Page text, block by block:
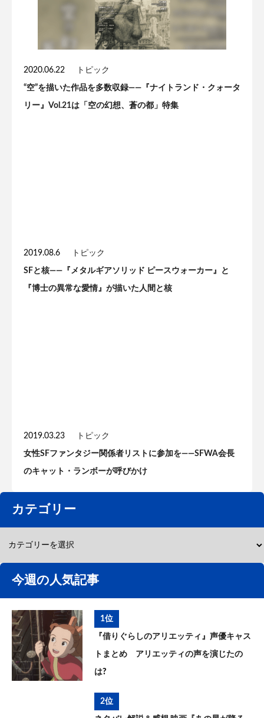
2020.06.22 トピック
“空”を描いた作品を多数収録——『ナイトランド・クォータ
リー』Vol.21は「空の幻想、蒼の都」特集
2019.08.6 トピック
SFと核——『メタルギアソリッド ピースウォーカー』と
『博士の異常な愛情』が描いた人間と核
2019.03.23 トピック
女性SFファンタジー関係者リストに参加を——SFWA会長
のキャット・ランボーが呼びかけ
カテゴリー
今週の人気記事
1位
『借りぐらしのアリエッティ』声優キャス
トまとめ アリエッティの声を演じたの
は?
2位